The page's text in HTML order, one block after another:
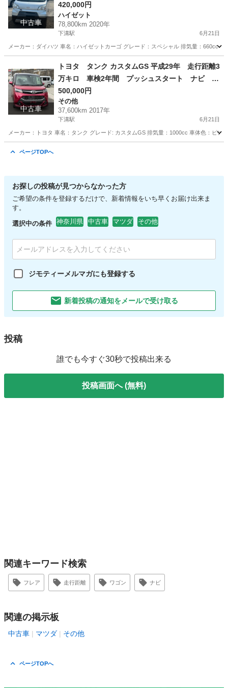
中古車
420,000円
ハイゼット
78,800km 2020年
下溝駅 6月21日
メーカー：ダイハツ 車名：ハイゼットカーゴ グレード：スペシャル 排気量：660cc
相模原市 下溝駅 ハイゼット 走行距離
中古車
トヨタ タンク カスタムGS 平成29年 走行距離3
万キロ 車検2年間 プッシュスタート ナビ バ
ックカメラ
500,000円
その他
37,600km 2017年
下溝駅 6月21日
メーカー：トヨタ 車名：タンク グレード: カスタムGS 排気量：1000cc 車体色：ピ
ページTOPへ
お探しの投稿が見つからなかった方
ご希望の条件を登録するだけで、新着情報をいち早くお届け出来ま
す。
選択中の条件 神奈川県 中古車 マツダ その他
ジモティーメルマガにも登録する
新着投稿の通知をメールで受け取る
投稿
誰でも今すぐ30秒で投稿出来る
投稿画面へ (無料)
関連キーワード検索
フレア 走行距離 ワゴン ナビ
関連の掲示板
中古車 マツダ その他
ページTOPへ